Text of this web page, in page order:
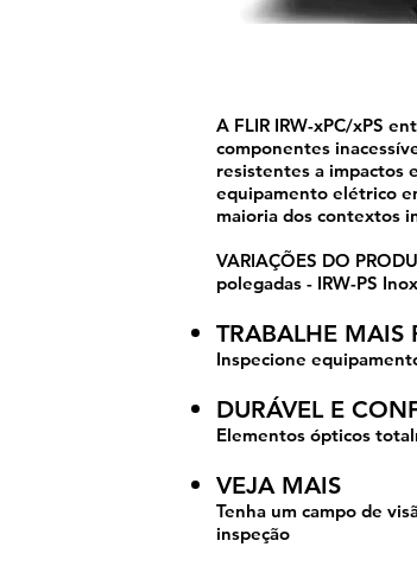
A FLIR IRW-xPC/xPS
componentes
resistentes a impactos
equipamento elétrico
maioria dos contextos
VARIAÇÕES DO
polegadas - IRW-PS
TRABALHE MAIS
Inspecione
DURÁVEL E
Elementos ópticos
VEJA MAIS
Tenha um campo de
inspeção